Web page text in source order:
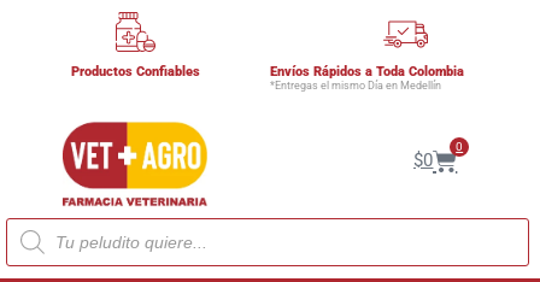
Productos Confiables Envíos Rápidos a Toda Colombia
*Entregas el mismo Día en Medellín
$0
0